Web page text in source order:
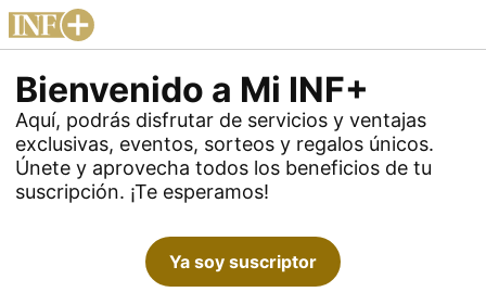
Bienvenido a Mi INF+
Aquí, podrás disfrutar de servicios y ventajas
exclusivas, eventos, sorteos y regalos únicos.
Únete y aprovecha todos los beneficios de tu
suscripción. ¡Te esperamos!
Ya soy suscriptor